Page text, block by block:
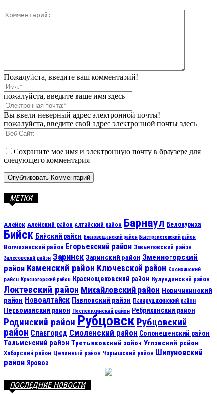
Пожалуйста, введите ваш комментарий!
пожалуйста, введите ваше имя здесь
Вы ввели неверный адрес электронной почты!
пожалуйста, введите свой адрес электронной почты здесь
Сохраните мое имя и электронную почту в браузере для
следующего комментария
МЕТКИ
Алейск Алейский район Алтайский район Барнаул Белокуриха
Бийск Бийский район Благовещенский район Быстроистокский район
Волчихинский район Егорьевский район Завьяловский район
Залесовский район Заринск Заринский район Змеиногорский
район Каменский район Ключевской район Косихинский
район Красногорский район Краснощековский район Кулундинский район
Локтевский район Михайловский район Новичихинский
район Новоалтайск Павловский район Панкрушихинский район
Первомайский район Поспелихинский район Ребрихинский район
Родинский район Рубцовск Рубцовский
район Славгород Смоленский район Солонешенский район
Тальменский район Третьяковский район Угловский район
Хабарский район Целинный район Чарышский район Шипуновский
район Яровое
ПОСЛЕДНИЕ НОВОСТИ